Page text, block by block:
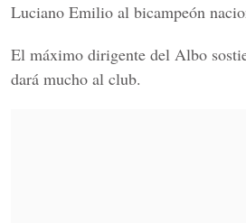
Luciano Emilio al bicampeón
El máximo dirigente del Albo
dará mucho al club.